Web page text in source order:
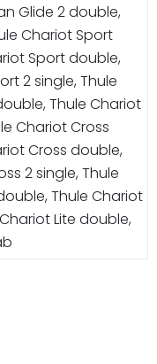
Glide 2 double,
Chariot Sport
Sport double,
2 single, Thule
Thule Chariot
Chariot Cross
Cross double,
2 single, Thule
Thule Chariot
Lite double,